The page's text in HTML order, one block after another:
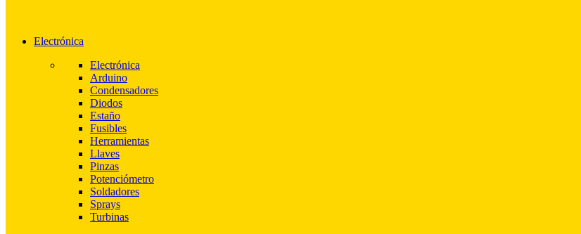
Electrónica
Electrónica
Arduino
Condensadores
Diodos
Estaño
Fusibles
Herramientas
Llaves
Pinzas
Potenciómetro
Soldadores
Sprays
Turbinas